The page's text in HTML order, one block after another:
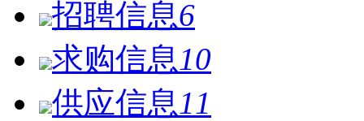
招聘信息6
求购信息 10
供应信息 11